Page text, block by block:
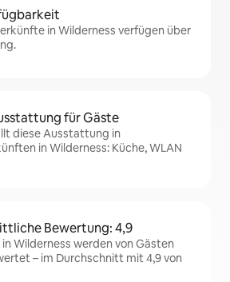
in Wilderness verfügen über
für Gäste
diese Ausstattung in
in Wilderness: Küche, WLAN
Bewertung: 4,9
Wilderness werden von Gästen
– im Durchschnitt mit 4,9 von